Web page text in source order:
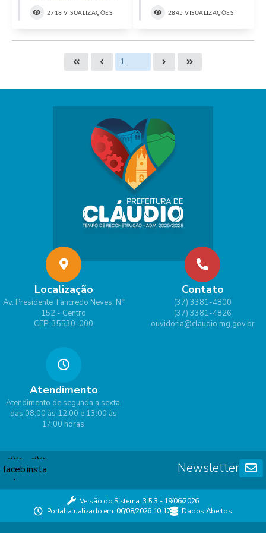
2718 VISUALIZAÇÕES 2845 VISUALIZAÇÕES
Localização
Av. Presidente Tancredo Neves, N°
152 - Centro
CEP: 35530-000
Contato
(37) 3381-4800
(37) 3381-4826
ouvidoria@claudio.mg.gov.br
Atendimento
Atendimento de segunda a sexta,
das 08:00 às 12:00 e 13:00 às
17:00 horas.
Newsletter
Versão do Sistema:3.5.3 - 19/06/2026
Portal atualizado em:06/08/2026 10:17 Dados Abertos